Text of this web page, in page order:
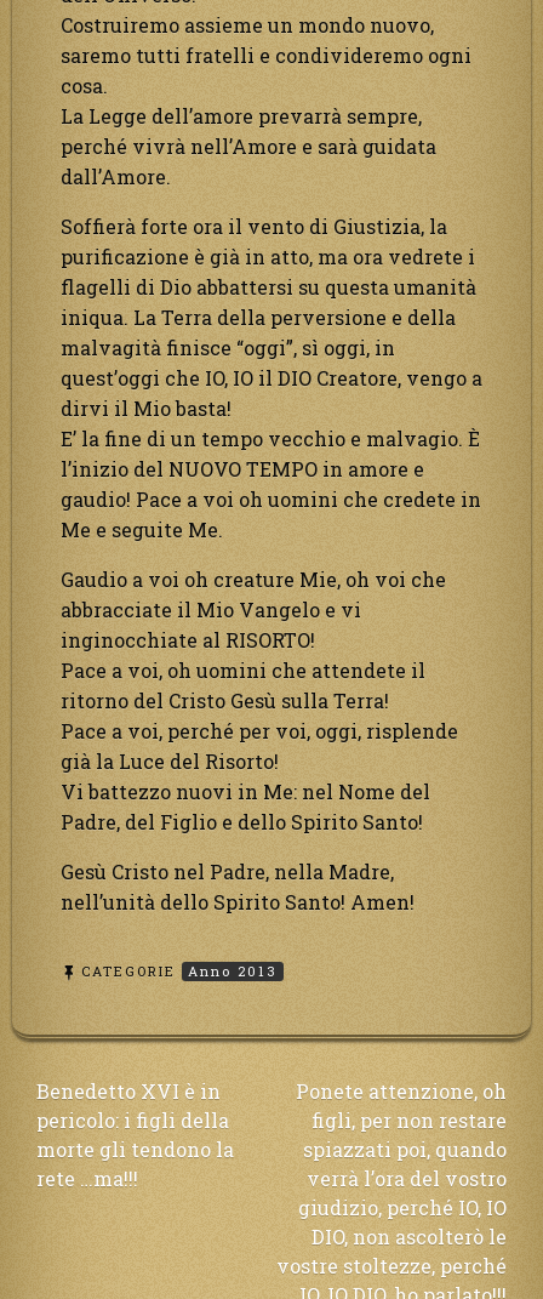
Costruiremo assieme un mondo nuovo,
saremo tutti fratelli e condivideremo ogni
cosa.
La Legge dell’amore prevarrà sempre,
perché vivrà nell’Amore e sarà guidata
dall’Amore.
Soffierà forte ora il vento di Giustizia, la
purificazione è già in atto, ma ora vedrete i
flagelli di Dio abbattersi su questa umanità
iniqua. La Terra della perversione e della
malvagità finisce “oggi”, sì oggi, in
quest’oggi che IO, IO il DIO Creatore, vengo a
dirvi il Mio basta!
E’ la fine di un tempo vecchio e malvagio. È
l’inizio del NUOVO TEMPO in amore e
gaudio! Pace a voi oh uomini che credete in
Me e seguite Me.
Gaudio a voi oh creature Mie, oh voi che
abbracciate il Mio Vangelo e vi
inginocchiate al RISORTO!
Pace a voi, oh uomini che attendete il
ritorno del Cristo Gesù sulla Terra!
Pace a voi, perché per voi, oggi, risplende
già la Luce del Risorto!
Vi battezzo nuovi in Me: nel Nome del
Padre, del Figlio e dello Spirito Santo!
Gesù Cristo nel Padre, nella Madre,
nell’unità dello Spirito Santo! Amen!
CATEGORIE Anno 2013
Navigazione
articoli
Benedetto XVI è in
pericolo: i figli della
morte gli tendono la
rete …ma!!!
Ponete attenzione, oh
figli, per non restare
spiazzati poi, quando
verrà l’ora del vostro
giudizio, perché IO, IO
DIO, non ascolterò le
vostre stoltezze, perché